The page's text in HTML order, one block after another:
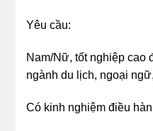
Yêu cầu:
Nam/Nữ, tốt nghiệp cao
ngành du lịch, ngoại
Có kinh nghiệm điều